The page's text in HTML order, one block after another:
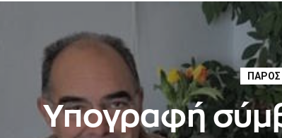
ΠΆΡΟΣ
Υπογραφή